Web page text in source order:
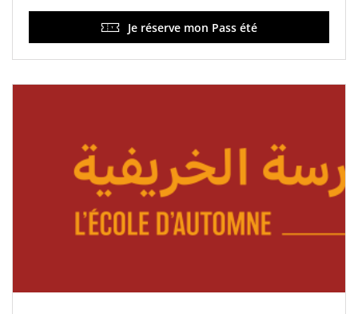
Je réserve mon Pass été